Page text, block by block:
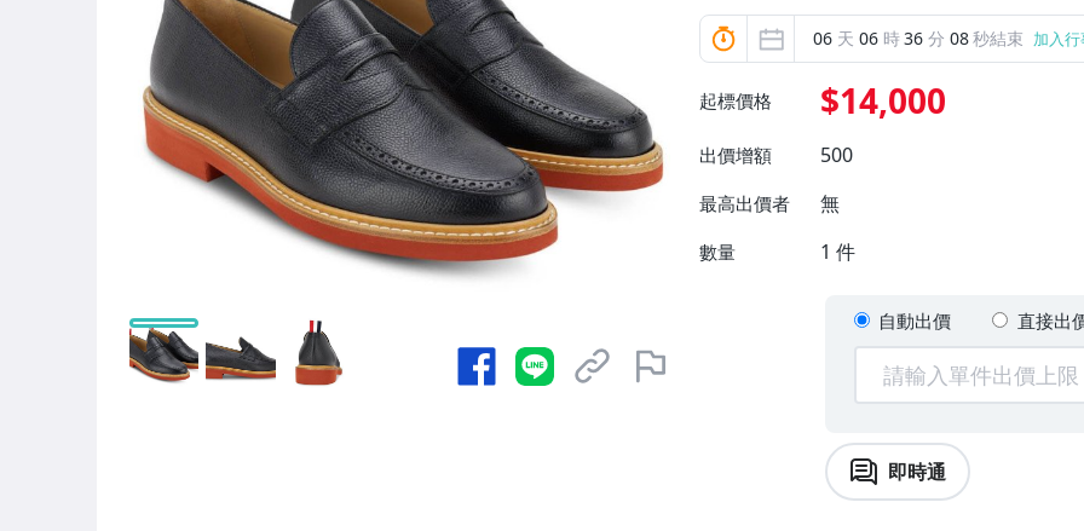
06 天 06 時36 分 07秒結束 加入
起標價格 $14,000
出價增額 500
最高出價者 無
數量 1 件
自動出價 直接出
即時通
男性精品與服飾
女裝與服飾配件
手錶與飾品配件
女包精品與女鞋
家電與影音視聽